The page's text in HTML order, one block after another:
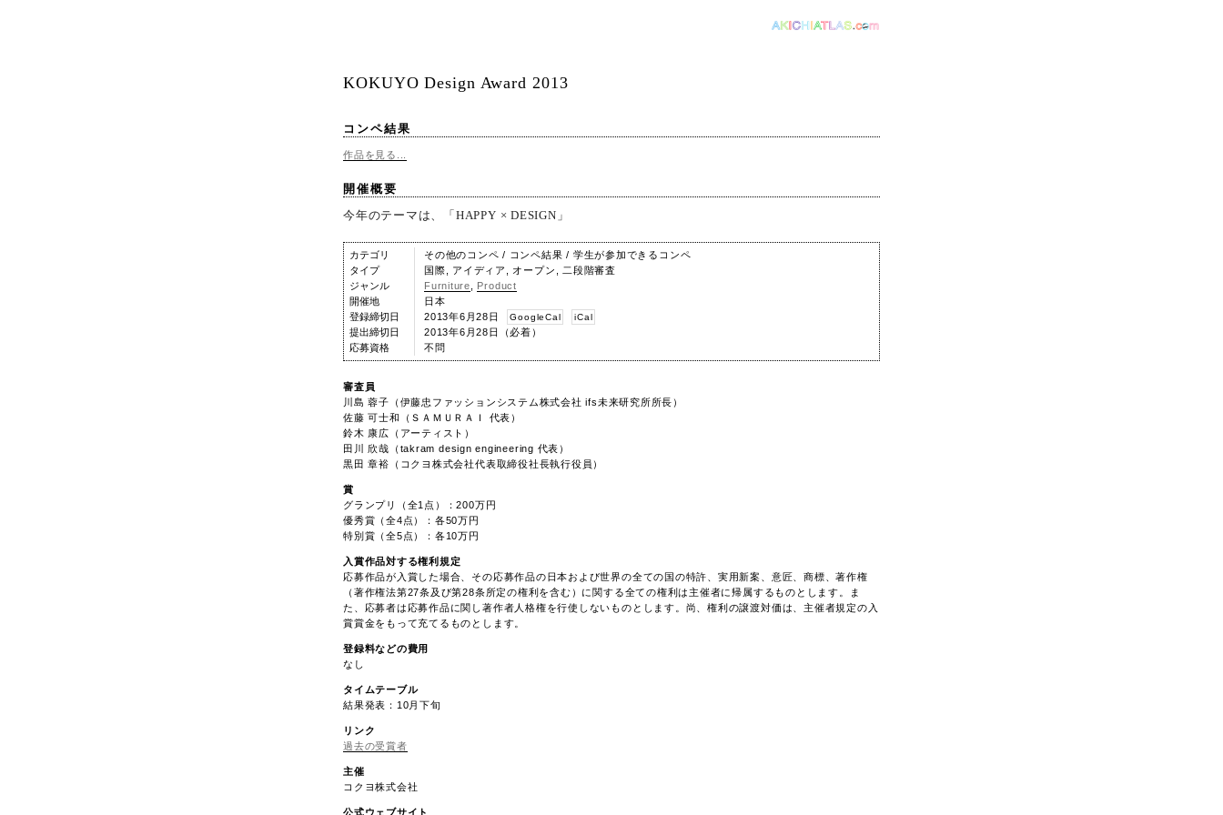
KOKUYO Design Award 2013
コンペ結果
作品を見る...
開催概要
今年のテーマは、「HAPPY × DESIGN」
カテゴリ
その他のコンペ / コンペ結果 / 学生が参加できるコンペ
タイプ
国際, アイディア, オープン, 二段階審査
ジャンル
Furniture
Product
開催地
日本
登録締切日
2013年6月28日 GoogleCal iCal
提出締切日
2013年6月28日（必着）
応募資格
不問
審査員
川島 蓉子（伊藤忠ファッションシステム株式会社 ifs未来研究所所長）
佐藤 可士和（ＳＡＭＵＲＡＩ 代表）
鈴木 康広（アーティスト）
田川 欣哉（takram design engineering 代表）
黒田 章裕（コクヨ株式会社代表取締役社長執行役員）
賞
グランプリ（全1点）：200万円
優秀賞（全4点）：各50万円
特別賞（全5点）：各10万円
入賞作品対する権利規定
応募作品が入賞した場合、その応募作品の日本および世界の全ての国の特許、実用新案、意匠、商標、著作権
（著作権法第27条及び第28条所定の権利を含む）に関する全ての権利は主催者に帰属するものとします。ま
た、応募者は応募作品に関し著作者人格権を行使しないものとします。尚、権利の譲渡対価は、主催者規定の入
賞賞金をもって充てるものとします。
登録料などの費用
なし
タイムテーブル
結果発表：10月下旬
リンク
過去の受賞者
主催
コクヨ株式会社
公式ウェブサイト